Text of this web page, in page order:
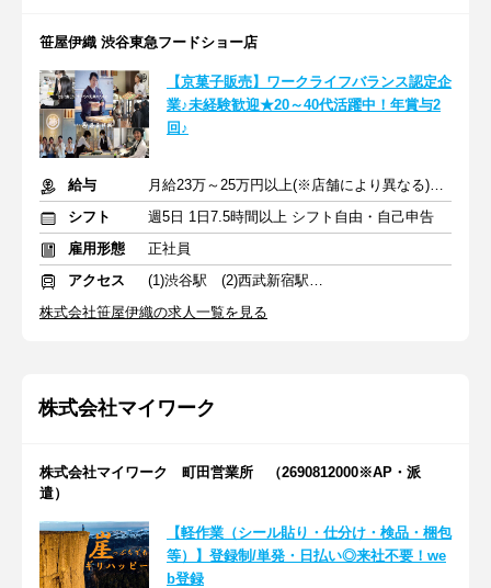
笹屋伊織 渋谷東急フードショー店
【京菓子販売】ワークライフバランス認定企
業♪未経験歓迎★20～40代活躍中！年賞与2
回♪
給与
月給23万～25万円以上(※店舗により異なる)+賞与+交通費支給
シフト
週5日 1日7.5時間以上 シフト自由・自己申告
雇用形態
正社員
アクセス
(1)渋谷駅 (2)西武新宿駅 (3)日吉駅
株式会社笹屋伊織の求人一覧を見る
株式会社マイワーク
株式会社マイワーク 町田営業所 （2690812000※AP・派
遣）
【軽作業（シール貼り・仕分け・検品・梱包
等）】登録制/単発・日払い◎来社不要！we
b登録